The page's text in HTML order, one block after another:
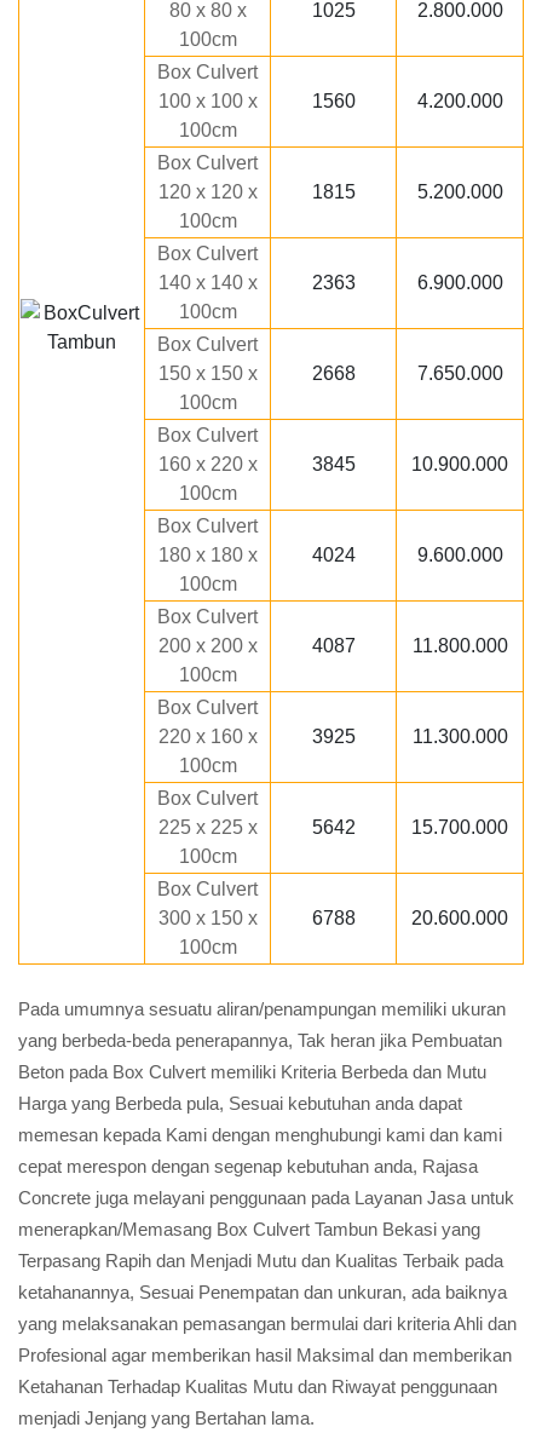
80 x 80 x
100cm
1025 2.800.000
Box Culvert
100 x 100 x
100cm
1560 4.200.000
Box Culvert
120 x 120 x
100cm
1815 5.200.000
Box Culvert
140 x 140 x
100cm
2363 6.900.000
Box Culvert
150 x 150 x
100cm
2668 7.650.000
Box Culvert
160 x 220 x
100cm
3845 10.900.000
Box Culvert
180 x 180 x
100cm
4024 9.600.000
Box Culvert
200 x 200 x
100cm
4087 11.800.000
Box Culvert
220 x 160 x
100cm
3925 11.300.000
Box Culvert
225 x 225 x
100cm
5642 15.700.000
Box Culvert
300 x 150 x
100cm
6788 20.600.000
Pada umumnya sesuatu aliran/penampungan memiliki ukuran
yang berbeda-beda penerapannya, Tak heran jika Pembuatan
Beton pada Box Culvert memiliki Kriteria Berbeda dan Mutu
Harga yang Berbeda pula, Sesuai kebutuhan anda dapat
memesan kepada Kami dengan menghubungi kami dan kami
cepat merespon dengan segenap kebutuhan anda, Rajasa
Concrete juga melayani penggunaan pada Layanan Jasa untuk
menerapkan/Memasang Box Culvert Tambun Bekasi yang
Terpasang Rapih dan Menjadi Mutu dan Kualitas Terbaik pada
ketahanannya, Sesuai Penempatan dan unkuran, ada baiknya
yang melaksanakan pemasangan bermulai dari kriteria Ahli dan
Profesional agar memberikan hasil Maksimal dan memberikan
Ketahanan Terhadap Kualitas Mutu dan Riwayat penggunaan
menjadi Jenjang yang Bertahan lama.